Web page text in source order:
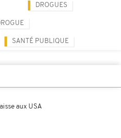
DROGUES
SANTÉ PUBLIQUE
aux USA